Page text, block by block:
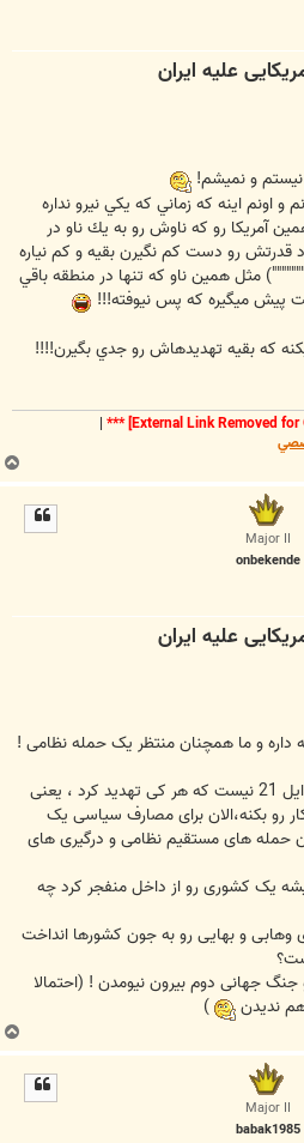
نيستم و نميشم!
اونم اينه كه زماني كه يكي نيرو نداره
(مثل همين آمريكا رو كه ناوش رو به يك ناو در
رو دست كم نگيرن بقيه و كم نياره
مثل همين ناو كه تنها در منطقه باقي
پيش ميگيره كه پس نيوفته!!!
كه بقيه تهديدهاش رو جدي بگيرن!!!!
***
|
ب
ا
Major II
onbekende
دنیای امروز دیگه مثل قرن 20 و اوایل 21 نیست که هر کی تهدید کرد ، یعنی
رو بکنه،الان برای مصارف سیاسی یک
حمله های مستقیم نظامی و درگیری های
یک کشوری رو از داخل منفجر کرد چه
وهابی و بهایی رو به جون کشورها انداخت
ماتیس هم هنوز از قرن 20 و جنگ جهانی دوم بیرون نیومدن ! (احتمالا
ندیدن
)
ب
ا
Major II
babak1985